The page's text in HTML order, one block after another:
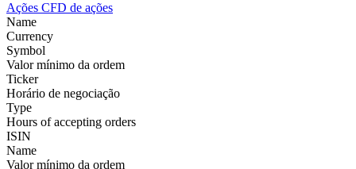
Ações CFD de ações
Name
Currency
Symbol
Valor mínimo da ordem
Ticker
Horário de negociação
Type
Hours of accepting orders
ISIN
Name
Valor mínimo da ordem